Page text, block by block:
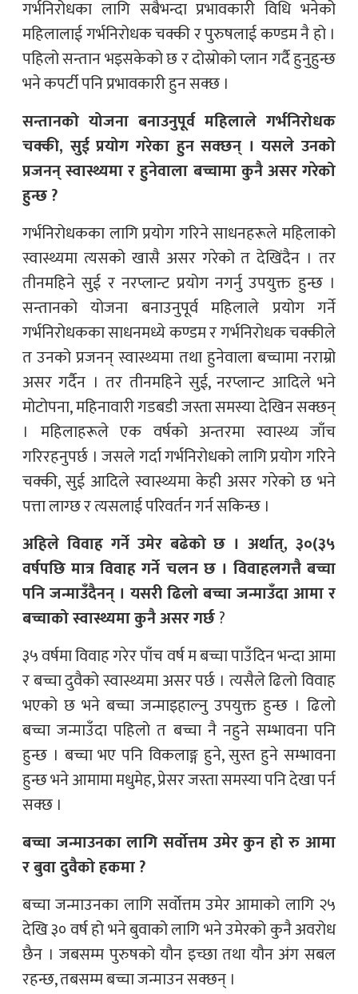
गर्भनिरोधका लागि सबैभन्दा प्रभावकारी विधि भनेको
महिलालाई गर्भनिरोधक चक्की र पुरुषलाई कण्डम नै हो ।
पहिलो सन्तान भइसकेको छ र दोस्रोको प्लान गर्दै हुनुहुन्छ
भने कपर्टी पनि प्रभावकारी हुन सक्छ ।
सन्तानको योजना बनाउनुपूर्व महिलाले गर्भनिरोधक
चक्की, सुई प्रयोग गरेका हुन सक्छन् । यसले उनको
प्रजनन् स्वास्थ्यमा र हुनेवाला बच्चामा कुनै असर गरेको
हुन्छ ?
गर्भनिरोधकका लागि प्रयोग गरिने साधनहरूले महिलाको
स्वास्थ्यमा त्यसको खासै असर गरेको त देखिंदैन । तर
तीनमहिने सुई र नरप्लान्ट प्रयोग नगर्नु उपयुक्त हुन्छ ।
सन्तानको योजना बनाउनुपूर्व महिलाले प्रयोग गर्ने
गर्भनिरोधकका साधनमध्ये कण्डम र गर्भनिरोधक चक्कीले
त उनको प्रजनन् स्वास्थ्यमा तथा हुनेवाला बच्चामा नराम्रो
असर गर्दैन । तर तीनमहिने सुई, नरप्लान्ट आदिले भने
मोटोपना, महिनावारी गडबडी जस्ता समस्या देखिन सक्छन्
। महिलाहरूले एक वर्षको अन्तरमा स्वास्थ्य जाँच
गरिरहनुपर्छ । जसले गर्दा गर्भनिरोधको लागि प्रयोग गरिने
चक्की, सुई आदिले स्वास्थ्यमा केही असर गरेको छ भने
पत्ता लाग्छ र त्यसलाई परिवर्तन गर्न सकिन्छ ।
अहिले विवाह गर्ने उमेर बढेको छ । अर्थात्, ३०(३५
वर्षपछि मात्र विवाह गर्ने चलन छ । विवाहलगत्तै बच्चा
पनि जन्माउँदैनन् । यसरी ढिलो बच्चा जन्माउँदा आमा र
बच्चाको स्वास्थ्यमा कुनै असर गर्छ?
३५ वर्षमा विवाह गरेर पाँच वर्ष म बच्चा पाउँदिन भन्दा आमा
र बच्चा दुवैको स्वास्थ्यमा असर पर्छ । त्यसैले ढिलो विवाह
भएको छ भने बच्चा जन्माइहाल्नु उपयुक्त हुन्छ । ढिलो
बच्चा जन्माउँदा पहिलो त बच्चा नै नहुने सम्भावना पनि
हुन्छ । बच्चा भए पनि विकलाङ्ग हुने, सुस्त हुने सम्भावना
हुन्छ भने आमामा मधुमेह, प्रेसर जस्ता समस्या पनि देखा पर्न
सक्छ ।
बच्चा जन्माउनका लागि सर्वोत्तम उमेर कुन हो रु आमा
र बुवा दुवैको हकमा ?
बच्चा जन्माउनका लागि सर्वोत्तम उमेर आमाको लागि २५
देखि ३० वर्ष हो भने बुवाको लागि भने उमेरको कुनै अवरोध
छैन । जबसम्म पुरुषको यौन इच्छा तथा यौन अंग सबल
रहन्छ, तबसम्म बच्चा जन्माउन सक्छन् ।